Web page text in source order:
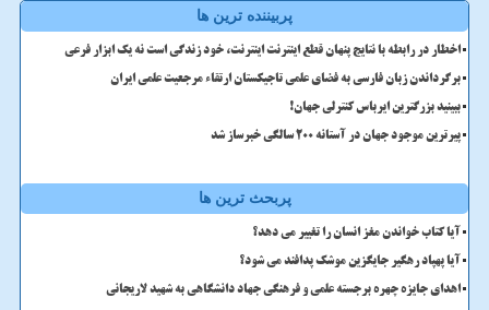
پربیننده ترین ها
اخطار در رابطه با نتایج پنهان قطع اینترنت اینترنت، خود زندگی است نه یک ابزار فرعی
برگرداندن زبان فارسی به فضای علمی تاجیکستان ارتقاء مرجعیت علمی ایران
ببینید بزرگترین ایرباس کنترلی جهان!
پیرترین موجود جهان در آستانه ۲۰۰ سالگی خبرساز شد
پربحث ترین ها
آیا کتاب خواندن مغز انسان را تغییر می دهد؟
آیا پهپاد رهگیر جایگزین موشک پدافند می شود؟
اهدای جایزه چهره برجسته علمی و فرهنگی جهاد دانشگاهی به شهید لاریجانی